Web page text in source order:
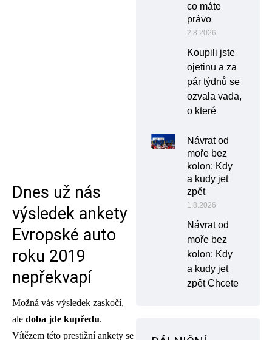
Dnes už nás
výsledek ankety
Evropské auto
roku 2019
nepřekvapí
Možná vás výsledek zaskočí,
ale doba jde kupředu.
Vítězem této prestižní ankety se
co máte
právo
2.8.2026
Koupili jste
ojetinu a za
pár týdnů se
ozvala vada,
o které
Návrat od
moře bez
kolon: Kdy
a kudy jet
zpět
1.8.2026
Návrat od
moře bez
kolon: Kdy
a kudy jet
zpět Chcete